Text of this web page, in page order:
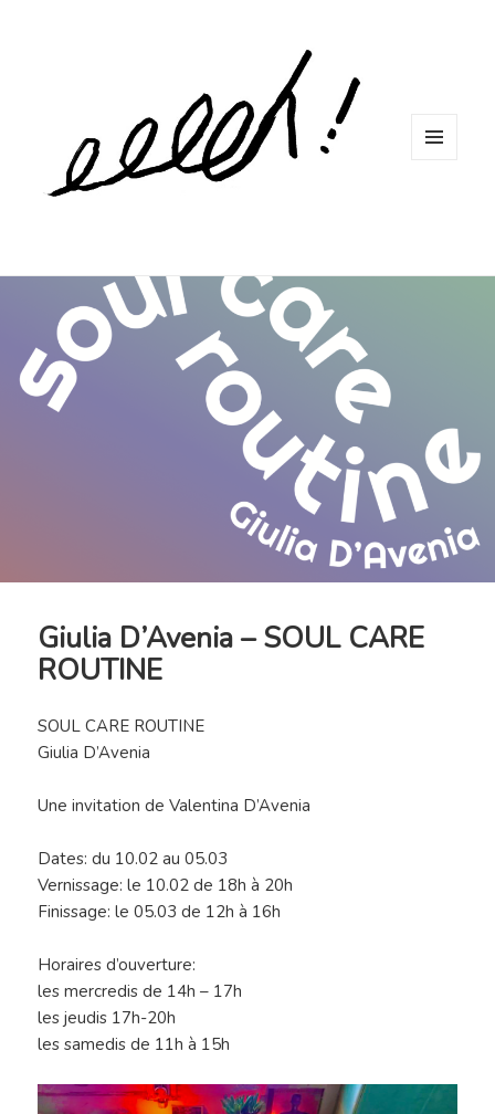
Giulia D’Avenia – SOUL CARE
ROUTINE
SOUL CARE ROUTINE
Giulia D’Avenia
Une invitation de Valentina D’Avenia
Dates: du 10.02 au 05.03
Vernissage: le 10.02 de 18h à 20h
Finissage: le 05.03 de 12h à 16h
Horaires d’ouverture:
les mercredis de 14h – 17h
les jeudis 17h-20h
les samedis de 11h à 15h